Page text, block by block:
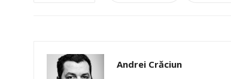
Andrei Crăciun